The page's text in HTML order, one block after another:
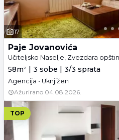
17
Paje Jovanovića
58m² | 3 sobe | 3/3 sprata
Agencija • Uknjižen
Ažurirano 04.08.2026.
TOP